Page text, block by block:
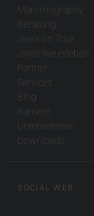
Mammography
Beratung
JiveX on Tour
JiveX live erleben
Partner
Services
Blog
Karriere
Unternehmen
Downloads
SOCIAL WEB